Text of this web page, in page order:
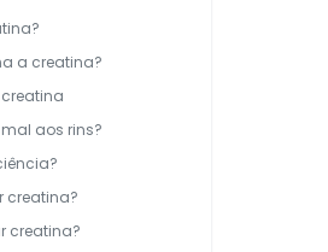
a creatina?
aos rins?
creatina?
creatina?